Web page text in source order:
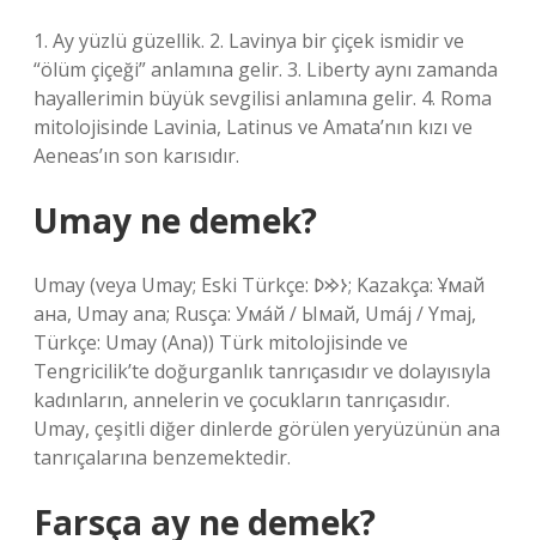
1. Ay yüzlü güzellik. 2. Lavinya bir çiçek ismidir ve
“ölüm çiçeği” anlamına gelir. 3. Liberty aynı zamanda
hayallerimin büyük sevgilisi anlamına gelir. 4. Roma
mitolojisinde Lavinia, Latinus ve Amata’nın kızı ve
Aeneas’ın son karısıdır.
Umay ne demek?
Umay (veya Umay; Eski Türkçe: 𐰆𐰢𐰖; Kazakça: Ұмай
aна, Umay ana; Rusça: Ума́й / Ымай, Umáj / Ymaj,
Türkçe: Umay (Ana)) Türk mitolojisinde ve
Tengricilik’te doğurganlık tanrıçasıdır ve dolayısıyla
kadınların, annelerin ve çocukların tanrıçasıdır.
Umay, çeşitli diğer dinlerde görülen yeryüzünün ana
tanrıçalarına benzemektedir.
Farsça ay ne demek?